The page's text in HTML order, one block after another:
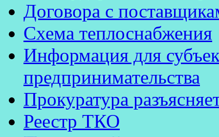
Договора с
Схема теплоснабжения
Информация для
предпринимательства
Прокуратура
Реестр ТКО